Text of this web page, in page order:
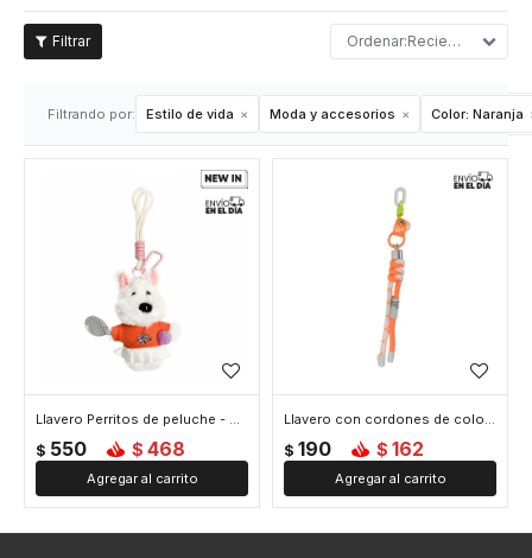
Recientes
Filtrando por: Estilo de vida Moda y accesorios Color: Naranja
Llavero Perritos de peluche - Naranja
$ 550 $ 468
Llavero con cordones de colores - Naranja
$ 190 $ 162